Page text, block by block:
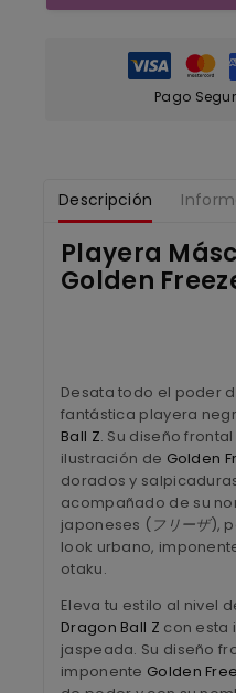
Pago
Descripción
Playera
Golden
Desata todo el poder
fantástica playera
Ball Z. Su diseño
ilustración de Golden
dorados y
acompañado de su
japoneses ( フリーザ),
look urbano,
otaku.
Eleva tu estilo al nivel
Dragon Ball Z con esta
jaspeada. Su diseño
imponente Golden